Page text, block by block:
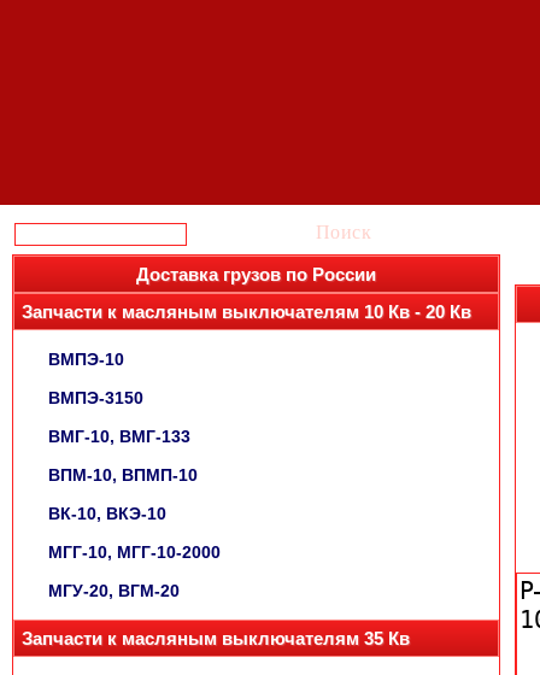
Поиск
Доставка грузов по России
Запчасти к масляным выключателям 10 Кв - 20 Кв
ВМПЭ-10
ВМПЭ-3150
ВМГ-10, ВМГ-133
ВПМ-10, ВПМП-10
ВК-10, ВКЭ-10
МГГ-10, МГГ-10-2000
МГУ-20, ВГМ-20
Запчасти к масляным выключателям 35 Кв